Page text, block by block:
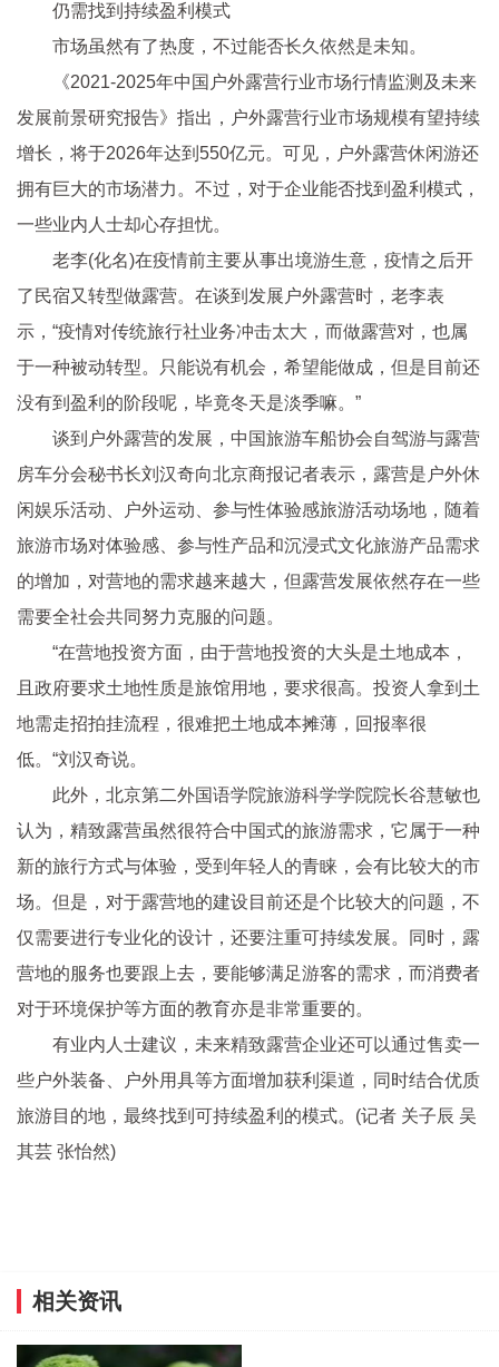
仍需找到持续盈利模式
市场虽然有了热度，不过能否长久依然是未知。
《2021-2025年中国户外露营行业市场行情监测及未来
发展前景研究报告》指出，户外露营行业市场规模有望持续
增长，将于2026年达到550亿元。可见，户外露营休闲游还
拥有巨大的市场潜力。不过，对于企业能否找到盈利模式，
一些业内人士却心存担忧。
老李(化名)在疫情前主要从事出境游生意， 疫情之后开
了民宿又转型做露营。在谈到发展户外露营时，老李表
示，“疫情对传统旅行社业务冲击太大，而做露营对，也属
于一种被动转型。只能说有机会，希望能做成，但是目前还
没有到盈利的阶段呢，毕竟冬天是淡季嘛。”
谈到户外露营的发展，中国旅游车船协会自驾游与露营
房车分会秘书长刘汉奇向北京商报记者表示，露营是户外休
闲娱乐活动、户外运动、参与性体验感旅游活动场地，随着
旅游市场对体验感、参与性产品和沉浸式文化旅游产品需求
的增加，对营地的需求越来越大，但露营发展依然存在一些
需要全社会共同努力克服的问题。
“在营地投资方面，由于营地投资的大头是土地成本，
且政府要求土地性质是旅馆用地，要求很高。 投资 人拿到土
地需走招拍挂流程，很难把土地成本摊薄，回报率很
低。“刘汉奇说。
此外，北京第二外国语学院旅游科学学院院长谷慧敏也
认为，精致露营虽然很符合中国式的旅游需求，它属于一种
新的旅行方式与体验，受到年轻人的青睐，会有比较大的市
场。但是，对于露营地的建设目前还是个比较大的问题，不
仅需要进行专业化的设计，还要注重可持续发展。同时，露
营地的服务也要跟上去，要能够满足游客的需求，而消费者
对于环境保护等方面的教育亦是非常重要的。
有业内人士建议，未来精致露营企业还可以通过售卖一
些户外装备、户外用具等方面增加获利渠道，同时结合优质
旅游目的地，最终找到可持续盈利的模式。(记者 关子辰 吴
其芸 张怡然)
相关资讯